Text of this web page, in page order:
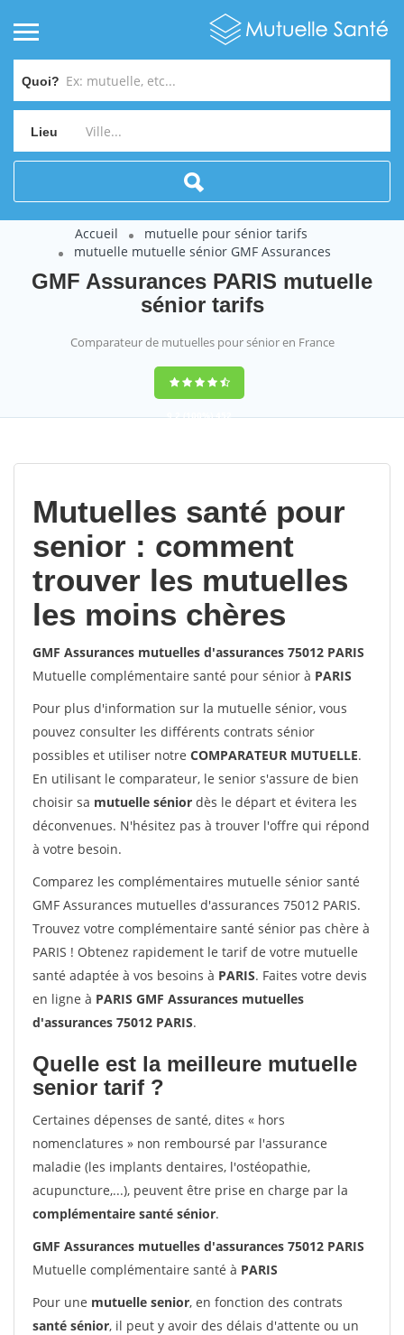
Quoi?
Lieu
Accueil
mutuelle pour sénior tarifs
mutuelle mutuelle sénior GMF Assurances
GMF Assurances PARIS mutuelle
sénior tarifs
Comparateur de mutuelles pour sénior en France
9,2(100%)452
Mutuelles santé pour
senior : comment
trouver les mutuelles
les moins chères
GMF Assurances mutuelles d'assurances 75012 PARIS
Mutuelle complémentaire santé pour sénior à PARIS
Pour plus d'information sur la mutuelle sénior, vous
pouvez consulter les différents contrats sénior
possibles et utiliser notre COMPARATEUR MUTUELLE.
En utilisant le comparateur, le senior s'assure de bien
choisir sa mutuelle sénior dès le départ et évitera les
déconvenues. N'hésitez pas à trouver l'offre qui répond
à votre besoin.
Comparez les complémentaires mutuelle sénior santé
GMF Assurances mutuelles d'assurances 75012 PARIS.
Trouvez votre complémentaire santé sénior pas chère à
PARIS ! Obtenez rapidement le tarif de votre mutuelle
santé adaptée à vos besoins à PARIS. Faites votre devis
en ligne à PARIS GMF Assurances mutuelles
d'assurances 75012 PARIS.
Quelle est la meilleure mutuelle
senior tarif ?
Certaines dépenses de santé, dites « hors
nomenclatures » non remboursé par l'assurance
maladie (les implants dentaires, l'ostéopathie,
acupuncture,...), peuvent être prise en charge par la
complémentaire santé sénior.
GMF Assurances mutuelles d'assurances 75012 PARIS
Mutuelle complémentaire santé à PARIS
Pour une mutuelle senior, en fonction des contrats
santé sénior, il peut y avoir des délais d'attente ou un